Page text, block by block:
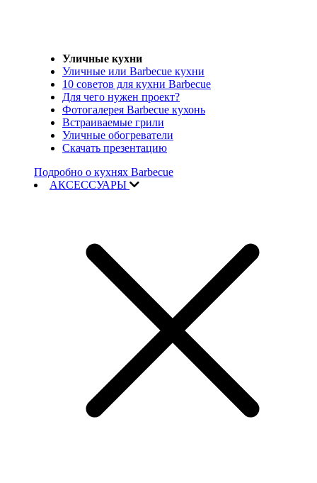
Уличные кухни
Уличные или Barbecue кухни
10 советов для кухни Barbecue
Для чего нужен проект?
Фотогалерея Barbecue кухонь
Встраиваемые грили
Уличные обогреватели
Скачать презентацию
Подробно о кухнях Barbecue
АКСЕССУАРЫ